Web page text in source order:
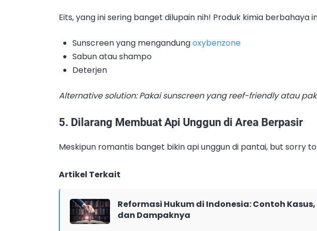
Eits, yang ini sering banget dilupain nih! Produk kimia berbahaya
Sunscreen yang mengandungoxybenzone
Sabun atau shampo
Deterjen
Alternative solution: Pakai sunscreen yang reef-friendly atau
5. Dilarang Membuat Api Unggun di Area Berpasir
Meskipun romantis banget bikin api unggun di pantai, but sorry
Artikel Terkait
Reformasi Hukum di Indonesia: Contoh
dan Dampaknya